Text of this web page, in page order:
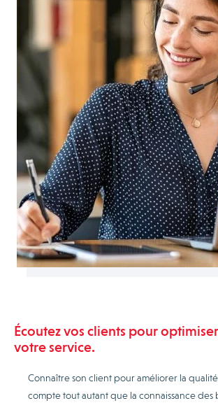
Écoutez vos clients pour
votre service.
Connaître son client pour améliorer la
compte tout autant que la connaissance des